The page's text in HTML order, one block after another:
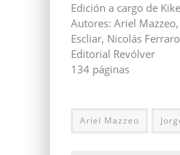
Edición a cargo de
Autores: Ariel
Escliar, Nicolás
Editorial Revólver
134 páginas
Ariel Mazzeo